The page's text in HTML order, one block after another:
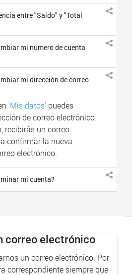
entre "Saldo" y "Total
mi número de cuenta
mi dirección de correo
'Mis datos' puedes
de correo electrónico.
recibirás un correo
confirmar la nueva
electrónico.
mi cuenta?
correo electrónico
un correo electrónico. Por
correspondiente siempre que